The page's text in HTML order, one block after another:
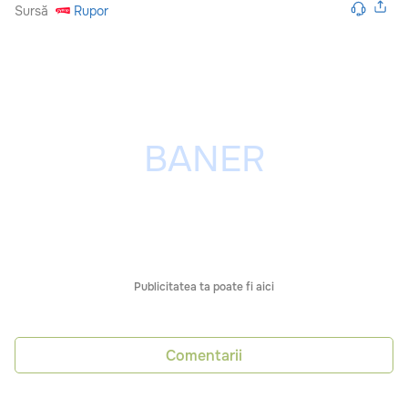
Sursă Rupor
Publicitatea ta poate fi aici
Comentarii